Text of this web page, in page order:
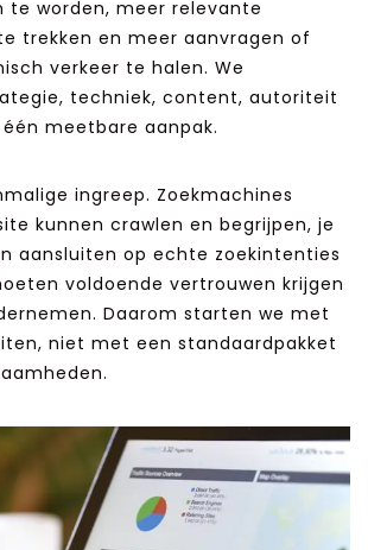
te worden, meer relevante
trekken en meer aanvragen of
verkeer te halen. We
techniek, content, autoriteit
meetbare aanpak.
ingreep. Zoekmachines
kunnen crawlen en begrijpen, je
aansluiten op echte zoekintenties
voldoende vertrouwen krijgen
Daarom starten we met
niet met een standaardpakket